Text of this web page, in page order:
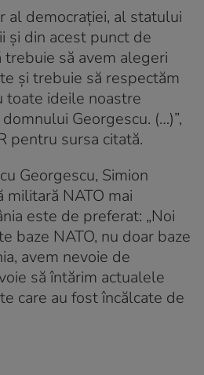
al democrației, al statului
din acest punct de
să avem alegeri
și trebuie să respectăm
toate ideile noastre
Georgescu. (…)”,
pentru sursa citată.
Georgescu, Simion
militară NATO mai
este de preferat: „Noi
baze NATO, nu doar baze
avem nevoie de
să întărim actualele
care au fost încălcate de